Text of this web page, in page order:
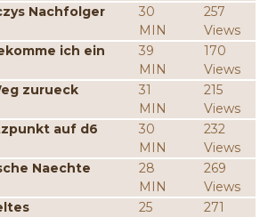
Nachfolger
30
MIN
257
Views
ich ein
39
MIN
170
Views
zurueck
31
MIN
215
Views
auf d6
30
MIN
232
Views
Naechte
28
MIN
269
Views
25
271